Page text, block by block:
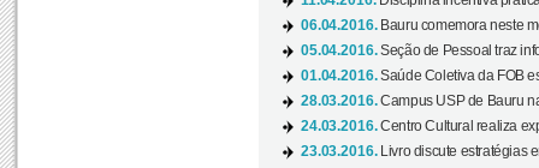
06.04.2016. Bauru comemora neste
05.04.2016.Seção de Pessoal traz
01.04.2016.Saúde Coletiva da FOB
28.03.2016.Campus USP de Bauru
24.03.2016.Centro Cultural realiza
23.03.2016.
Livro discute estratégias